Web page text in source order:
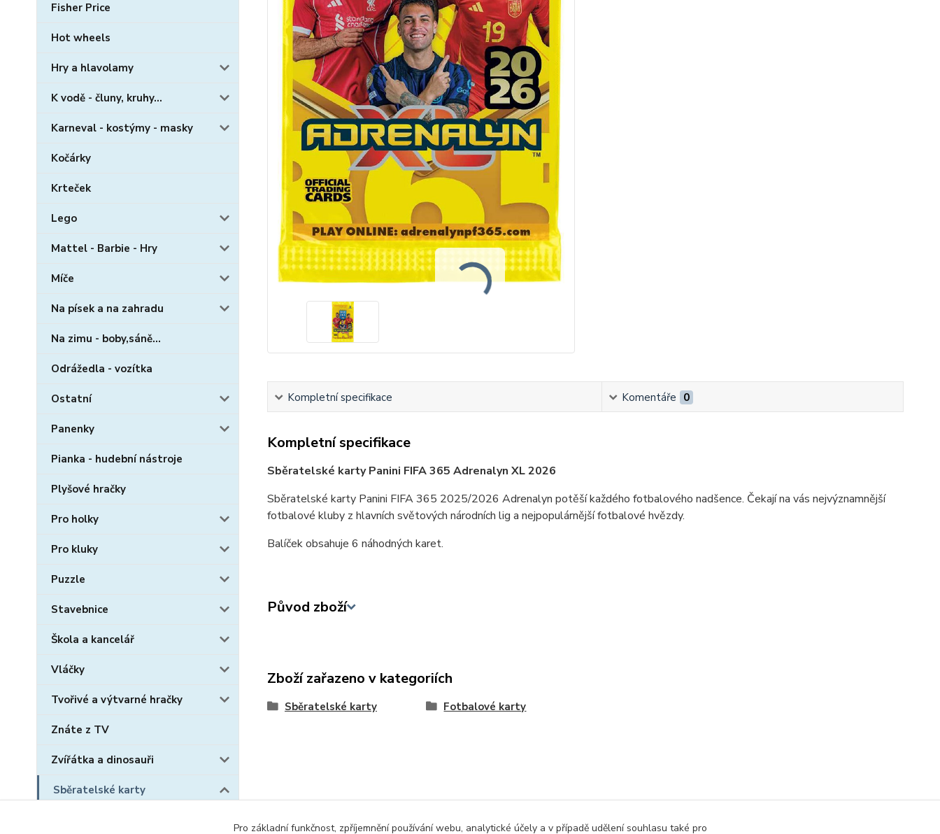
Fisher Price
Hot wheels
Hry a hlavolamy
K vodě - čluny, kruhy...
Karneval - kostýmy - masky
Kočárky
Krteček
Lego
Mattel - Barbie - Hry
Míče
Na písek a na zahradu
Na zimu - boby,sáně...
Odrážedla - vozítka
Ostatní
Panenky
Pianka - hudební nástroje
Plyšové hračky
Pro holky
Pro kluky
Puzzle
Stavebnice
Škola a kancelář
Vláčky
Tvořivé a výtvarné hračky
Znáte z TV
Zvířátka a dinosauři
Sběratelské karty
Kompletní specifikace Komentáře 0
Kompletní specifikace
Sběratelské karty Panini FIFA 365 Adrenalyn XL 2026
Sběratelské karty Panini FIFA 365 2025/2026 Adrenalyn potěší každého fotbalového nadšence. Čekají na vás nejvýznamnější
fotbalové kluby z hlavních světových národních lig a nejpopulárnější fotbalové hvězdy.
Balíček obsahuje 6 náhodných karet.
Původ zboží
Zboží zařazeno v kategoriích
Sběratelské karty Fotbalové karty
Pro základní funkčnost, zpříjemnění používání webu, analytické účely a v případě udělení souhlasu také pro